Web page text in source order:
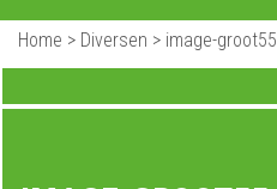
Home > Diversen > image-groot55